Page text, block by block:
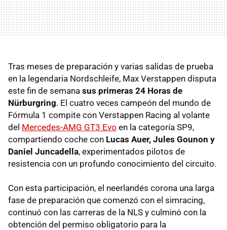
Tras meses de preparación y varias salidas de prueba
en la legendaria Nordschleife, Max Verstappen disputa
este fin de semana sus primeras 24 Horas de
Nürburgring. El cuatro veces campeón del mundo de
Fórmula 1 compite con Verstappen Racing al volante
del Mercedes-AMG GT3 Evo en la categoría SP9,
compartiendo coche con Lucas Auer, Jules Gounon y
Daniel Juncadella, experimentados pilotos de
resistencia con un profundo conocimiento del circuito.
Con esta participación, el neerlandés corona una larga
fase de preparación que comenzó con el simracing,
continuó con las carreras de la NLS y culminó con la
obtención del permiso obligatorio para la